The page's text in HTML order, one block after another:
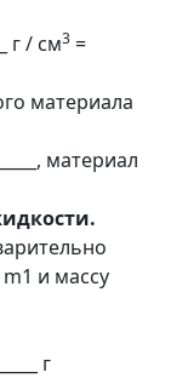
г / см3 =
материала
материал
и массу
г